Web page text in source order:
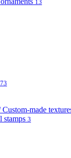
13
73
made
stamps 3